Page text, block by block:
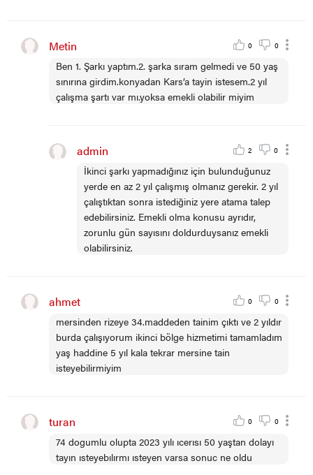
Metin 0 0
Ben 1. Şarkı yaptım.2. şarka sıram gelmedi ve 50 yaş
sınırına girdim.konyadan Kars’a tayin istesem.2 yıl
çalışma şartı var mı.yoksa emekli olabilir miyim
admin 2 0
İkinci şarkı yapmadığınız için bulunduğunuz
yerde en az 2 yıl çalışmış olmanız gerekir. 2 yıl
çalıştıktan sonra istediğiniz yere atama talep
edebilirsiniz. Emekli olma konusu ayrıdır,
zorunlu gün sayısını doldurduysanız emekli
olabilirsiniz.
ahmet 0 0
mersinden rizeye 34.maddeden tainim çıktı ve 2 yıldır
burda çalışıyorum ikinci bölge hizmetimi tamamladım
yaş haddine 5 yıl kala tekrar mersine tain
isteyebilirmiyim
turan 0 0
74 dogumlu olupta 2023 yılı ıcerısı 50 yaştan dolayı
tayın ısteyebılırmı ısteyen varsa sonuc ne oldu